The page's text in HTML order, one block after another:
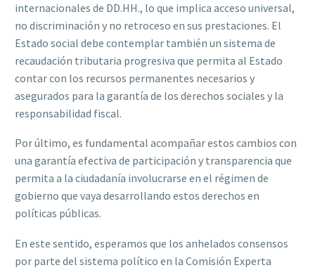
internacionales de DD.HH., lo que implica acceso universal,
no discriminación y no retroceso en sus prestaciones. El
Estado social debe contemplar también un sistema de
recaudación tributaria progresiva que permita al Estado
contar con los recursos permanentes necesarios y
asegurados para la garantía de los derechos sociales y la
responsabilidad fiscal.
Por último, es fundamental acompañar estos cambios con
una garantía efectiva de participación y transparencia que
permita a la ciudadanía involucrarse en el régimen de
gobierno que vaya desarrollando estos derechos en
políticas públicas.
En este sentido, esperamos que los anhelados consensos
por parte del sistema político en la Comisión Experta